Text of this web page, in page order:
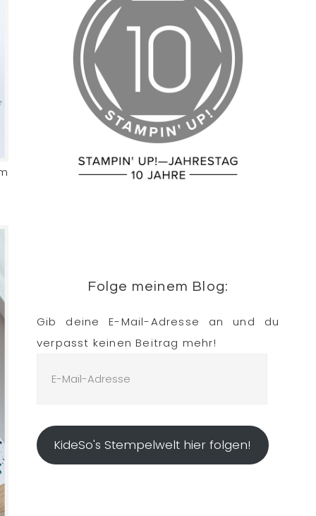
Folge meinem Blog:
Gib deine E-Mail-Adresse an und du
verpasst keinen Beitrag mehr!
Mail-
KideSo's Stempelwelt hier folgen!